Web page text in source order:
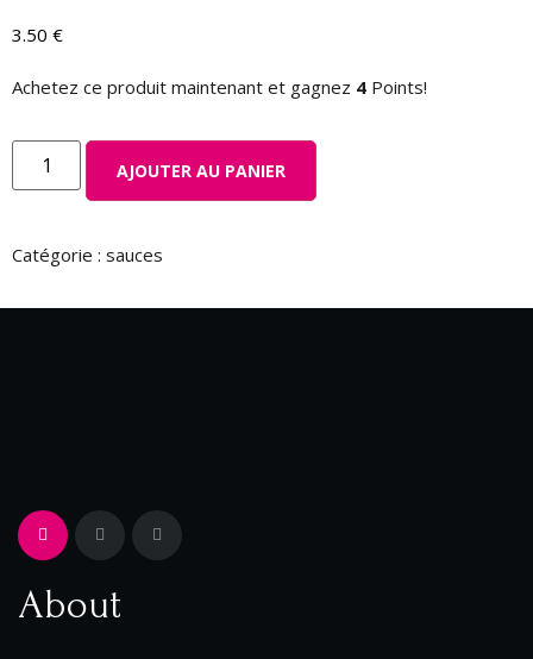
3.50 €
Achetez ce produit maintenant et gagnez 4 Points!
AJOUTER AU PANIER
Catégorie : sauces
About